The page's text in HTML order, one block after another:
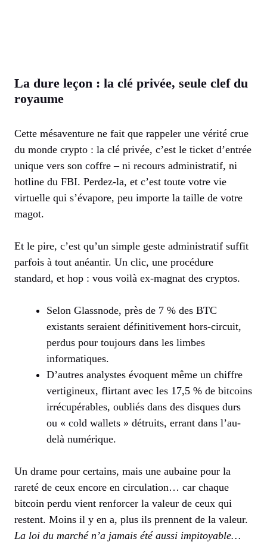
La dure leçon : la clé privée, seule clef du
royaume
Cette mésaventure ne fait que rappeler une vérité crue
du monde crypto : la clé privée, c’est le ticket d’entrée
unique vers son coffre – ni recours administratif, ni
hotline du FBI. Perdez-la, et c’est toute votre vie
virtuelle qui s’évapore, peu importe la taille de votre
magot.
Et le pire, c’est qu’un simple geste administratif suffit
parfois à tout anéantir. Un clic, une procédure
standard, et hop : vous voilà ex-magnat des cryptos.
Selon Glassnode, près de 7 % des BTC
existants seraient définitivement hors-circuit,
perdus pour toujours dans les limbes
informatiques.
D’autres analystes évoquent même un chiffre
vertigineux, flirtant avec les 17,5 % de bitcoins
irrécupérables, oubliés dans des disques durs
ou « cold wallets » détruits, errant dans l’au-
delà numérique.
Un drame pour certains, mais une aubaine pour la
rareté de ceux encore en circulation… car chaque
bitcoin perdu vient renforcer la valeur de ceux qui
restent. Moins il y en a, plus ils prennent de la valeur.
La loi du marché n’a jamais été aussi impitoyable…